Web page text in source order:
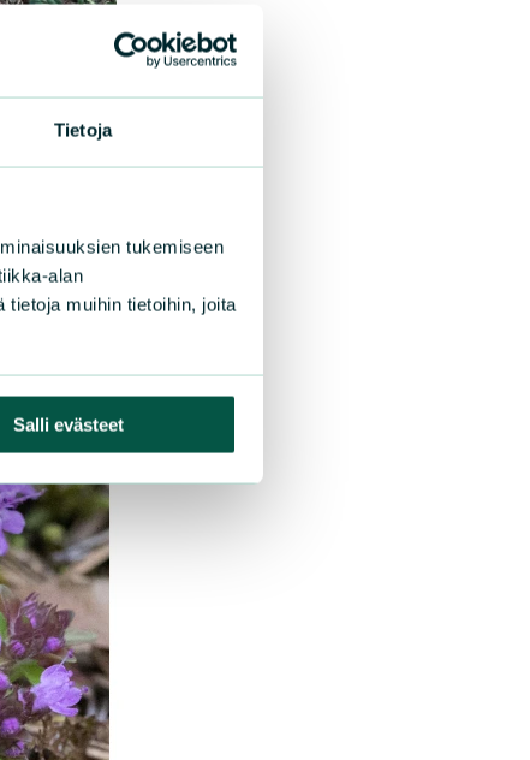
Tietoja
tukemiseen
alan
tietoja muihin tietoihin, joita
Salli evästeet